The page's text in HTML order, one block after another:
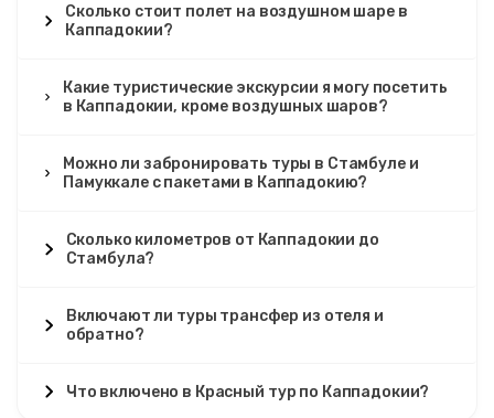
Сколько стоит полет на воздушном шаре в
Каппадокии?
Какие туристические экскурсии я могу посетить
в Каппадокии, кроме воздушных шаров?
Можно ли забронировать туры в Стамбуле и
Памуккале с пакетами в Каппадокию?
Сколько километров от Каппадокии до
Стамбула?
Включают ли туры трансфер из отеля и
обратно?
Что включено в Красный тур по Каппадокии?